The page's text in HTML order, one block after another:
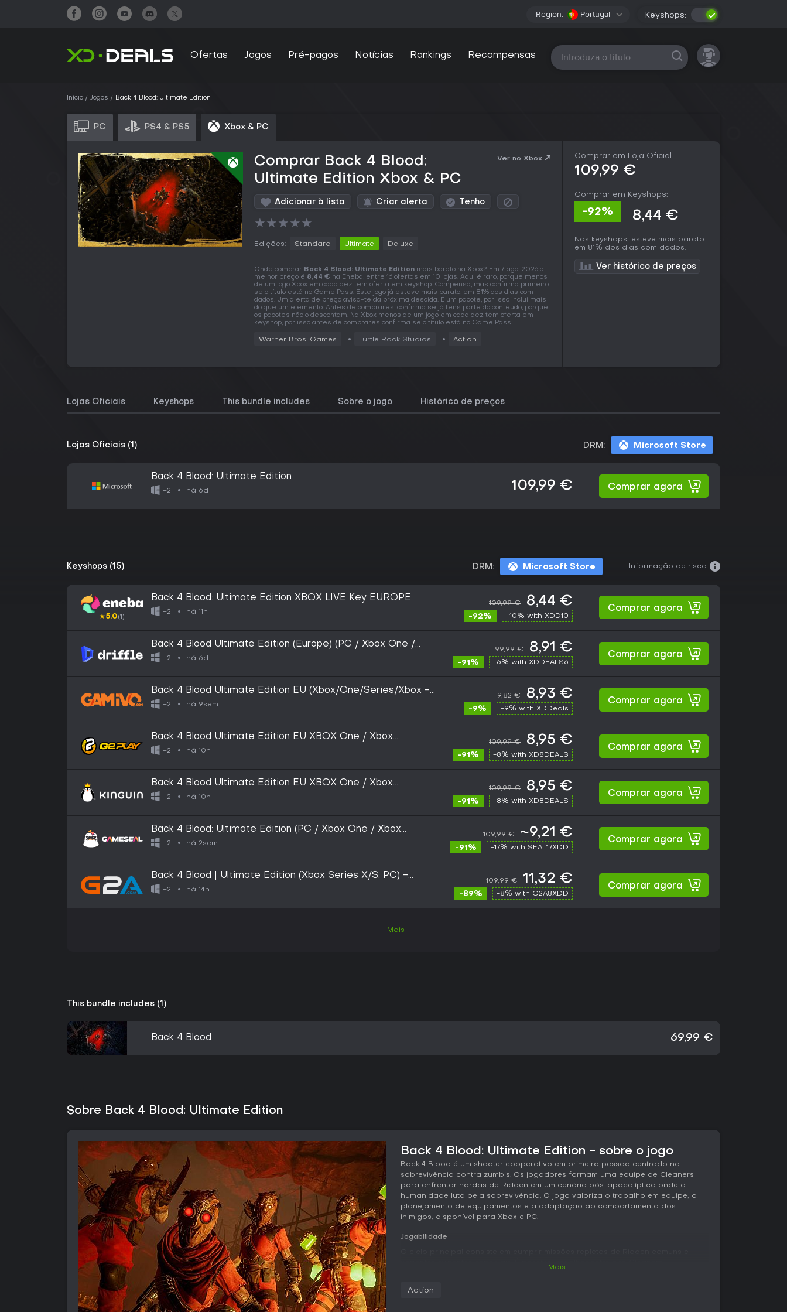
Region: Portugal Keyshops:
Ofertas Jogos Pré-pagos Notícias Rankings Recompensas Todas as plataformas
Início Jogos Back 4 Blood: Ultimate Edition
PC PS4 & PS5 Xbox & PC
Comprar Back 4 Blood:
Ultimate Edition Xbox & PC
Ver no Xbox
Adicionar à lista Criar alerta Tenho
★★★★★
Edições: Standard Ultimate Deluxe
Onde comprar Back 4 Blood: Ultimate Edition mais barato na Xbox? Em 7 ago. 2026 o
melhor preço é 8,44 € na Eneba, entre 16 ofertas em 10 lojas. Aqui é raro, porque menos
de um jogo Xbox em cada dez tem oferta em keyshop. Compensa, mas confirma primeiro
se o título está no Game Pass. Este jogo já esteve mais barato, em 81% dos dias com
dados. Um alerta de preço avisa-te da próxima descida. É um pacote, por isso inclui mais
do que um elemento. Antes de comprares, confirma se já tens parte do conteúdo, porque
os pacotes não o descontam. Na Xbox menos de um jogo em cada dez tem oferta em
keyshop, por isso antes de comprares confirma se o título está no Game Pass.
Warner Bros. Games Turtle Rock Studios Action
Comprar em Loja Oficial:
109,99 €
Comprar em Keyshops:
-92% 8,44 €
Nas keyshops, esteve mais barato
em 81% dos dias com dados.
Ver histórico de preços
Lojas Oficiais Keyshops This bundle includes Sobre o jogo Histórico de preços
Lojas Oficiais (1) DRM: Microsoft Store
Back 4 Blood: Ultimate Edition
+2 há 6d 109,99 € Comprar agora
Keyshops (15) DRM: Microsoft Store Informação de risco:
★5.0(1)
Back 4 Blood: Ultimate Edition XBOX LIVE Key EUROPE
+2 há 11h
109,99 € 8,44 €
-92% -10% with XDD10
Comprar agora
Back 4 Blood Ultimate Edition (Europe) (PC / Xbox One /
Xbox Series X|S) - Xbox Live - Digital Key
+2 há 6d
99,99 € 8,91 €
-91% -6% with XDDEALS6
Comprar agora
Back 4 Blood Ultimate Edition EU (Xbox/One/Series/Xbox -
PC)
+2 há 9sem
9,82 € 8,93 €
-9% -9% with XDDeals
Comprar agora
Back 4 Blood Ultimate Edition EU XBOX One / Xbox
Series X|S / PC CD Key
+2 há 10h
109,99 € 8,95 €
-91% -8% with XD8DEALS
Comprar agora
Back 4 Blood Ultimate Edition EU XBOX One / Xbox
Series X|S / PC CD Key
+2 há 10h
109,99 € 8,95 €
-91% -8% with XD8DEALS
Comprar agora
Back 4 Blood: Ultimate Edition (PC / Xbox One / Xbox
Series X|S) Microsoft Store Key - EU
+2 há 2sem
109,99 € ~9,21 €
-91% -17% with SEAL17XDD
Comprar agora
Back 4 Blood | Ultimate Edition (Xbox Series X/S, PC) -
Xbox Live Key - EUROPE
+2 há 14h
109,99 € 11,32 €
-89% -8% with G2A8XDD
Comprar agora
+Mais
This bundle includes (1)
Back 4 Blood 69,99 €
Sobre Back 4 Blood: Ultimate Edition
Back 4 Blood: Ultimate Edition - sobre o jogo
Back 4 Blood é um shooter cooperativo em primeira pessoa centrado na
sobrevivência contra zumbis. Os jogadores formam uma equipe de Cleaners
para enfrentar hordas de Ridden em um cenário pós-apocalíptico onde a
humanidade luta pela sobrevivência. O jogo valoriza o trabalho em equipe, o
planejamento de equipamentos e a adaptação ao comportamento dos
inimigos, disponível para Xbox e PC.
Jogabilidade
e itens de suporte permite diferentes abordagens tanto no combate quanto na
+Mais
Action